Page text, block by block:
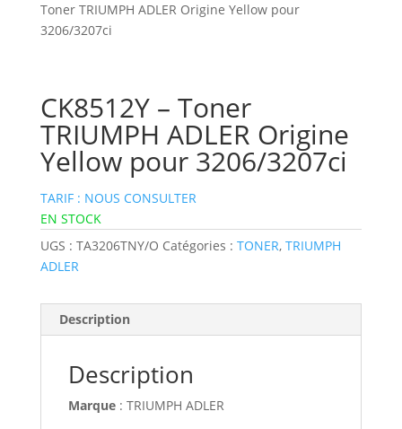
Toner TRIUMPH ADLER Origine Yellow pour
3206/3207ci
CK8512Y – Toner
TRIUMPH ADLER Origine
Yellow pour 3206/3207ci
TARIF : NOUS CONSULTER
EN STOCK
UGS : TA3206TNY/O Catégories : TONER, TRIUMPH
ADLER
Description
Description
Marque: TRIUMPH ADLER